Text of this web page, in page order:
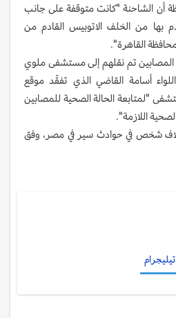
أن الشاحنة "كانت متوقفة على جانب
بها من الخلف الاتوبيس القادم من
القاهرة".
تم نقلهم إلى مستشفى ملوي
أسامة القاضي الذي تفقّد موقع
"لمتابعة الحالة الصحية للمصابين
اللازمة".
سبعة آلاف شخص في حوادث سير في مصر، وفق
تيليجرام